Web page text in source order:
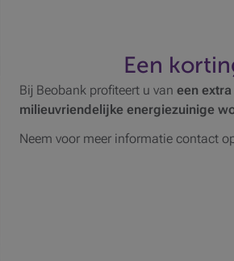
Een
Bij Beobank profiteert u vaneen
milieuvriendelijke energiezuinige
Neem voor meer informatie contact